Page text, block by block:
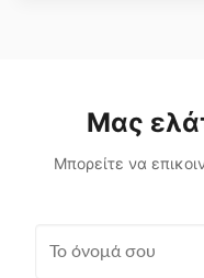
Type power
Μας
Μπορείτε να